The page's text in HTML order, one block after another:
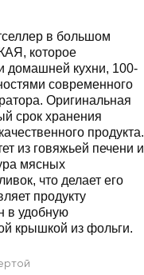
в большом
которое
домашней кухни, 100-
современного
Оригинальная
срок хранения
продукта.
из говяжьей печени и
мясных
что делает его
продукту
в удобную
крышкой из фольги.